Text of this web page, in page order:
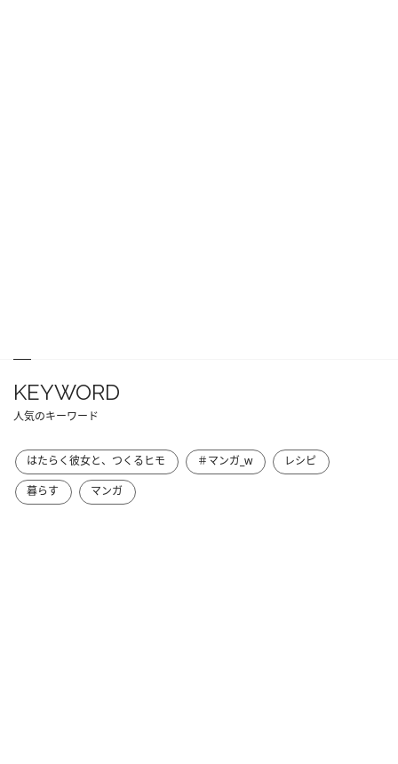
KEYWORD
人気のキーワード
はたらく彼女と、つくるヒモ ＃マンガ_w
レシピ
暮らす
マンガ